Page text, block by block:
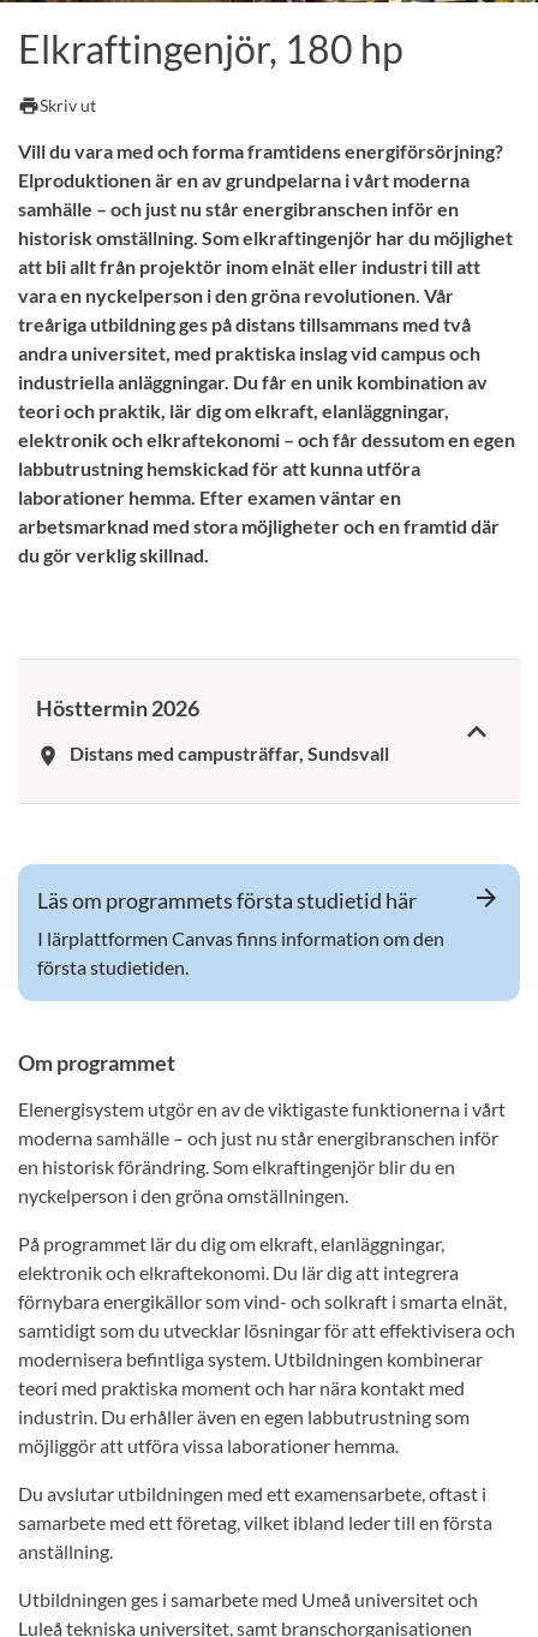
Elkraftingenjör, 180 hp
printSkriv ut
Vill du vara med och forma framtidens energiförsörjning?
Elproduktionen är en av grundpelarna i vårt moderna
samhälle – och just nu står energibranschen inför en
historisk omställning. Som elkraftingenjör har du möjlighet
att bli allt från projektör inom elnät eller industri till att
vara en nyckelperson i den gröna revolutionen. Vår
treåriga utbildning ges på distans tillsammans med två
andra universitet, med praktiska inslag vid campus och
industriella anläggningar. Du får en unik kombination av
teori och praktik, lär dig om elkraft, elanläggningar,
elektronik och elkraftekonomi – och får dessutom en egen
labbutrustning hemskickad för att kunna utföra
laborationer hemma. Efter examen väntar en
arbetsmarknad med stora möjligheter och en framtid där
du gör verklig skillnad.
Hösttermin 2026
room Distans med campusträffar, Sundsvall
Läs om programmets första studietid här
I lärplattformen Canvas finns information om den
första studietiden.
arrow_forward
Om programmet
Elenergisystem utgör en av de viktigaste funktionerna i vårt
moderna samhälle – och just nu står energibranschen inför
en historisk förändring. Som elkraftingenjör blir du en
nyckelperson i den gröna omställningen.
På programmet lär du dig om elkraft, elanläggningar,
elektronik och elkraftekonomi. Du lär dig att integrera
förnybara energikällor som vind- och solkraft i smarta elnät,
samtidigt som du utvecklar lösningar för att effektivisera och
modernisera befintliga system. Utbildningen kombinerar
teori med praktiska moment och har nära kontakt med
industrin. Du erhåller även en egen labbutrustning som
möjliggör att utföra vissa laborationer hemma.
Du avslutar utbildningen med ett examensarbete, oftast i
samarbete med ett företag, vilket ibland leder till en första
anställning.
Utbildningen ges i samarbete med Umeå universitet och
Luleå tekniska universitet, samt branschorganisationen